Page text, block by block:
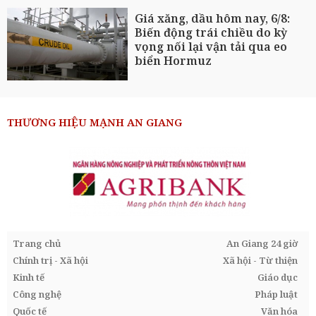
Giá xăng, dầu hôm nay, 6/8:
Biến động trái chiều do kỳ
vọng nối lại vận tải qua eo
biển Hormuz
THƯƠNG HIỆU MẠNH AN GIANG
Trang chủ
An Giang 24 giờ
Chính trị - Xã hội
Xã hội - Từ thiện
Kinh tế
Giáo dục
Công nghệ
Pháp luật
Quốc tế
Văn hóa